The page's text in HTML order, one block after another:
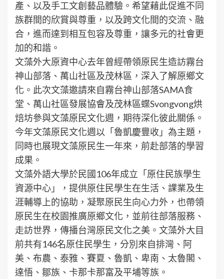
產、以及手工文創藝品體驗。希望藉此促進不同
族群間的欣賞與尊重，以及跨文化間的交流、融
合，進而達到相互包容及尊重，讓多元的社會更
加的和諧。
文藻外大原資中心去年曾經帶領原民生造訪霧台
神山部落、萬山社區及茂林區，深入了解原鄉文
化。此次文藻邀請來自霧台神山部落SAMA食
堂、萬山社區發展協會及茂林區蝶Svongvong烘
焙坊參與文藻原民文化週，期待深化彼此關係。
今年文藻原民文化週以「魯凱慶豐收」為主題，
同時也展現文藻原民生一年來，前赴部落的學習
成果。
文藻外語大學於民國106年成立「原住民族學生
資源中心」，提供原住民學生在生活、課業及生
涯輔導上的協助，凝聚原民生向心力外，也帶領
原民生在校園推廣原鄉文化，並前往部落服務、
走訪世界，傳播台灣原民文化之美。文藻外大目
前共有146名原住民學生，分別來自排灣、阿
美、布農、泰雅、賽夏、魯凱、卑南、太魯閣、
達悟、鄒族、卡那卡那富及平埔等族。